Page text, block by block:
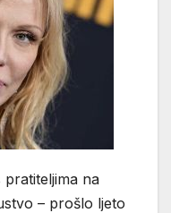
pratiteljima na
– prošlo ljeto